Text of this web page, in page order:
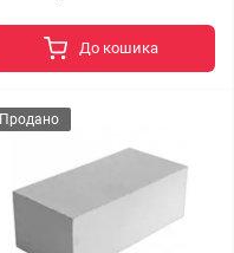
До кошика
Продано